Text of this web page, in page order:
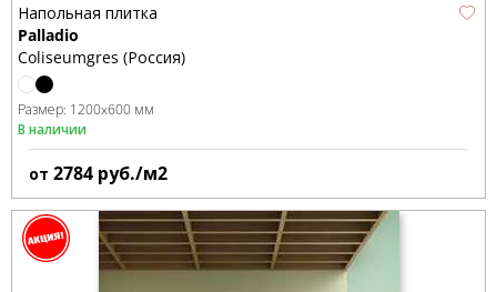
Напольная плитка
Palladio
Coliseumgres (Россия)
Размер: 1200x600 мм
В наличии
от 2784 руб./м2